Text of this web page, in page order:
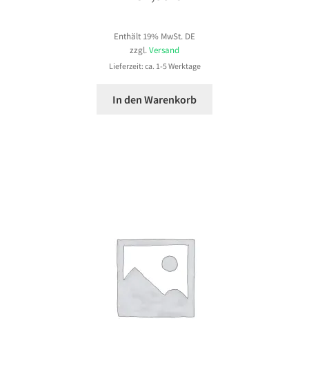
Enthält 19% MwSt. DE
zzgl. Versand
Lieferzeit: ca. 1-5 Werktage
In den Warenkorb